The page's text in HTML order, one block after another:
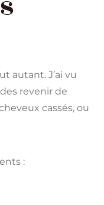
autant. J’ai vu
revenir de
cassés, ou
: